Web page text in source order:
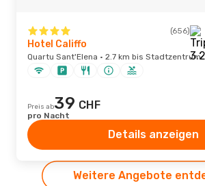
(656)
Hotel Califfo
Quartu Sant'Elena · 2.7 km bis Stadtzentrum
Preis ab39 CHF
pro Nacht
Details anzeigen
Weitere Angebote